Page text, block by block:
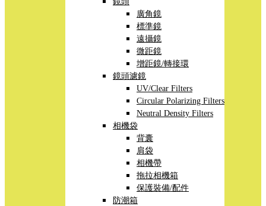
廣角鏡
標準鏡
遠攝鏡
微距鏡
增距鏡/轉接環
鏡頭濾鏡
UV/Clear Filters
Circular Polarizing Filters
Neutral Density Filters
相機袋
背囊
肩袋
相機帶
拖拉相機箱
保護裝備/配件
防潮箱